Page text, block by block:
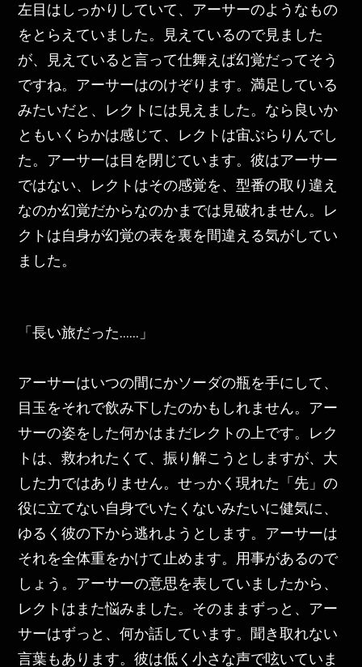
左目はしっかりしていて、アーサーのようなもの
をとらえていました。見えているので見ました
が、見えていると言って仕舞えば幻覚だってそう
ですね。アーサーはのけぞります。満足している
みたいだと、レクトには見えました。なら良いか
ともいくらかは感じて、レクトは宙ぶらりんでし
た。アーサーは目を閉じています。彼はアーサー
ではない、レクトはその感覚を、型番の取り違え
なのか幻覚だからなのかまでは見破れません。レ
クトは自身が幻覚の表を裏を間違える気がしてい
ました。
「長い旅だった……」
アーサーはいつの間にかソーダの瓶を手にして、
目玉をそれで飲み下したのかもしれません。アー
サーの姿をした何かはまだレクトの上です。レク
トは、救われたくて、振り解こうとしますが、大
した力ではありません。せっかく現れた「先」の
役に立てない自身でいたくないみたいに健気に、
ゆるく彼の下から逃れようとします。アーサーは
それを全体重をかけて止めます。用事があるので
しょう。アーサーの意思を表していましたから、
レクトはまた悩みました。そのままずっと、アー
サーはずっと、何か話しています。聞き取れない
言葉もあります。彼は低く小さな声で呟いていま